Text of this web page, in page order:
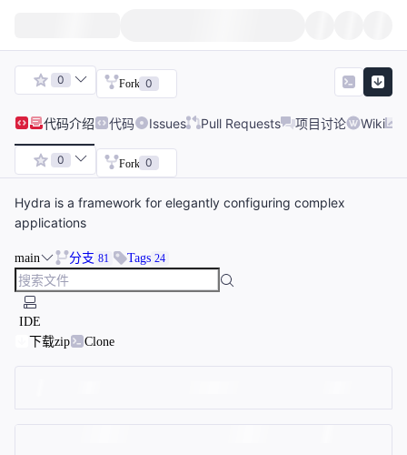
0 Fork 0
代码介绍 代码 Issues Pull Requests 项目讨论 Wiki
0 Fork 0
Hydra is a framework for elegantly configuring complex
applications
main 分支 81 Tags 24
IDE
下载zip
Clone